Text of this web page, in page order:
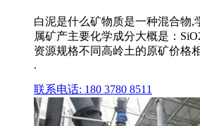
白泥是什么矿物质是一种混合物,
属矿产主要化学成分大概是：
资源规格不同高岭土的原矿价格
.
联系电话: 180 3780 8511